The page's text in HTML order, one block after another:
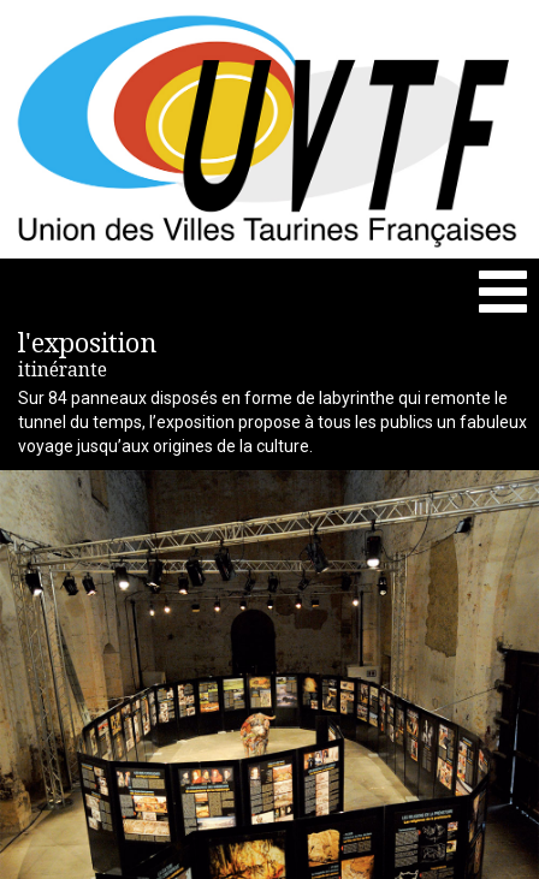
l'exposition
itinérante
Sur 84 panneaux disposés en forme de labyrinthe qui remonte le
tunnel du temps, l’exposition propose à tous les publics un fabuleux
voyage jusqu’aux origines de la culture.